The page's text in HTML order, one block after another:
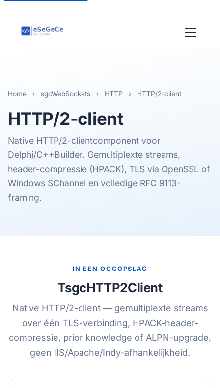
Home › sgcWebSockets › HTTP › HTTP/2-client
HTTP/2-client
Native HTTP/2-clientcomponent voor
Delphi/C++Builder. Gemultiplexte streams,
header-compressie (HPACK), TLS via OpenSSL of
Windows SChannel en volledige RFC 9113-
framing.
IN EEN OOGOPSLAG
TsgcHTTP2Client
Native HTTP/2-client — gemultiplexte streams
over één TLS-verbinding, HPACK-header-
compressie, prior knowledge of ALPN-upgrade,
geen IIS/Apache/Indy-afhankelijkheid.